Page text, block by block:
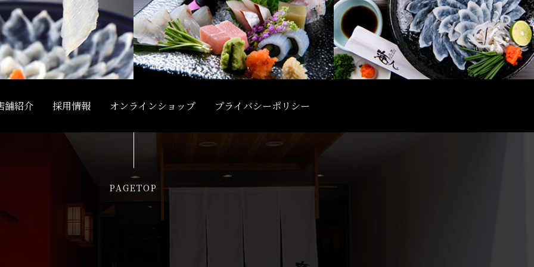
舗紹介 採用情報 オンラインショップ プライバシーポリシー
PAGETOP